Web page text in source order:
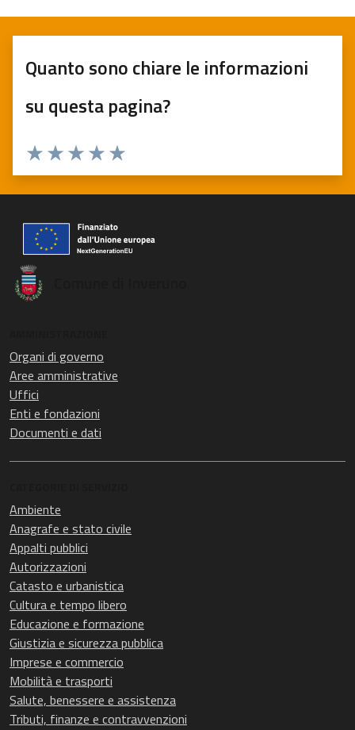
Quanto sono chiare le informazioni
su questa pagina?
Valuta 5 stelle su 5
Valuta 4 stelle su 5
Valuta 3 stelle su 5
Valuta 2 stelle su 5
Valuta 1 stelle su 5
Organi di governo
Aree amministrative
Uffici
Enti e fondazioni
Documenti e dati
Ambiente
Anagrafe e stato civile
Appalti pubblici
Autorizzazioni
Catasto e urbanistica
Cultura e tempo libero
Educazione e formazione
Giustizia e sicurezza pubblica
Imprese e commercio
Mobilità e trasporti
Salute, benessere e assistenza
Tributi, finanze e contravvenzioni